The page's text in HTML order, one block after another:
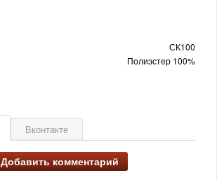
СК100
Полиэстер 100%
Вконтакте
Добавить комментарий